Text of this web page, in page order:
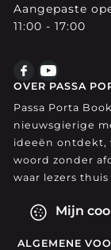
Aangepaste
11:00 - 17:00
OVER PASSA
Passa Porta
nieuwsgierige
ideeën ontdekt,
woord zonder
waar lezers thuis
Mijn
ALGEMENE